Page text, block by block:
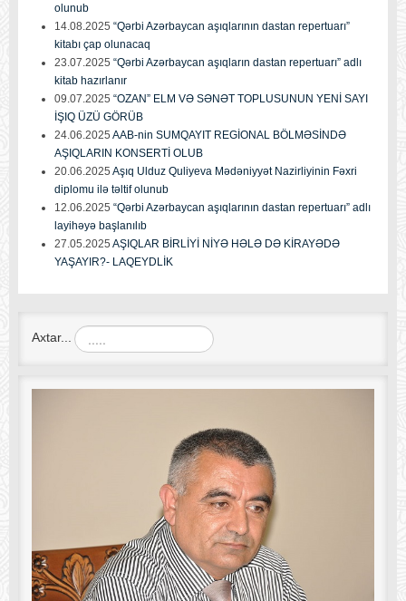
olunub
14.08.2025 “Qərbi Azərbaycan aşıqlarının dastan repertuarı”
kitabı çap olunacaq
23.07.2025 “Qərbi Azərbaycan aşıqların dastan repertuarı” adlı
kitab hazırlanır
09.07.2025 “OZAN” ELM VƏ SƏNƏT TOPLUSUNUN YENİ SAYI
İŞIQ ÜZÜ GÖRÜB
24.06.2025 AAB-nin SUMQAYIT REGİONAL BÖLMƏSİNDƏ
AŞIQLARIN KONSERTİ OLUB
20.06.2025 Aşıq Ulduz Quliyeva Mədəniyyət Nazirliyinin Fəxri
diplomu ilə təltif olunub
12.06.2025 “Qərbi Azərbaycan aşıqlarının dastan repertuarı” adlı
layihəyə başlanılıb
27.05.2025 AŞIQLAR BİRLİYİ NİYƏ HƏLƏ DƏ KİRAYƏDƏ
YAŞAYIR?- LAQEYDLİK
Axtar...